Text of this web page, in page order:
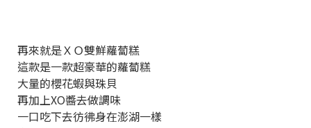
再來就是ＸＯ雙鮮蘿蔔糕
這款是一款超豪華的蘿蔔糕
大量的櫻花蝦與珠貝
再加上XO醬去做調味
一口吃下去彷彿身在澎湖一樣